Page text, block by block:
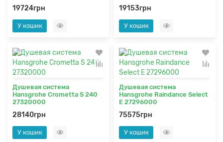
19724грн
У кошик
19153грн
У кошик
Душевая система
Hansgrohe Crometta S 240
27320000
28140грн
У кошик
Душевая система
Hansgrohe Raindance Select
E 27296000
75575грн
У кошик